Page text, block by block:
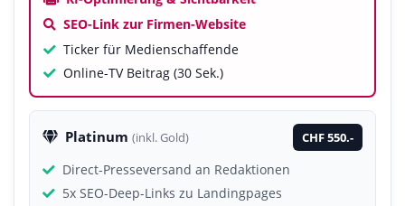
SEO-Link zur Firmen-Website
Ticker für Medienschaffende
Online-TV Beitrag (30 Sek.)
Platinum (inkl. Gold) CHF 550.-
Direct-Presseversand an Redaktionen
5x SEO-Deep-Links zu Landingpages